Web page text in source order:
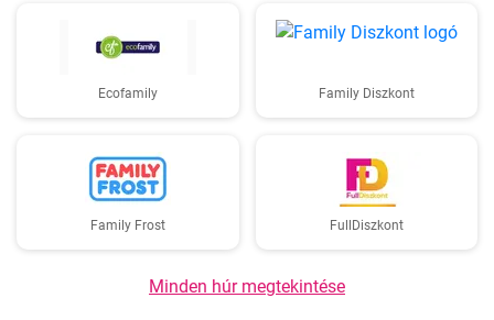
Ecofamily Family Diszkont
Family Frost FullDiszkont
Minden húr megtekintése